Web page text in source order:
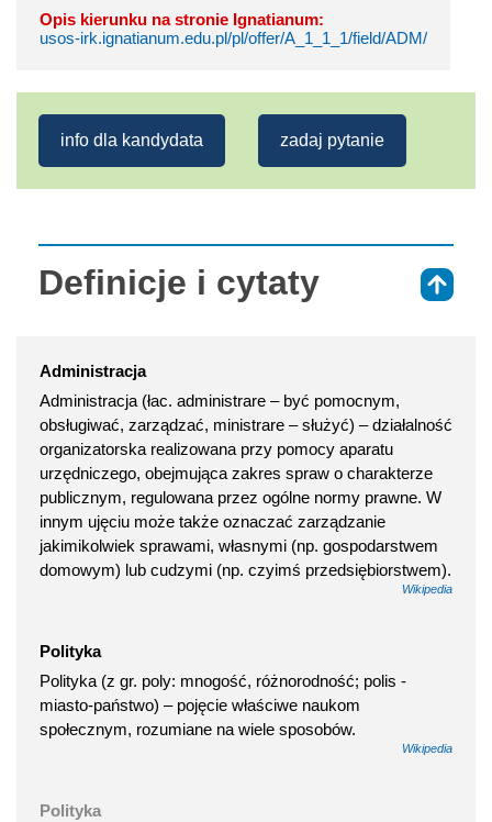
Opis kierunku na stronie Ignatianum:
usos-irk.ignatianum.edu.pl/pl/offer/A_1_1_1/field/ADM/
info dla kandydata zadaj pytanie
Definicje i cytaty
Administracja
Administracja (łac. administrare – być pomocnym,
obsługiwać, zarządzać, ministrare – służyć) – działalność
organizatorska realizowana przy pomocy aparatu
urzędniczego, obejmująca zakres spraw o charakterze
publicznym, regulowana przez ogólne normy prawne. W
innym ujęciu może także oznaczać zarządzanie
jakimikolwiek sprawami, własnymi (np. gospodarstwem
domowym) lub cudzymi (np. czyimś przedsiębiorstwem).
Wikipedia
Polityka
Polityka (z gr. poly: mnogość, różnorodność; polis -
miasto-państwo) – pojęcie właściwe naukom
społecznym, rozumiane na wiele sposobów.
Wikipedia
Polityka